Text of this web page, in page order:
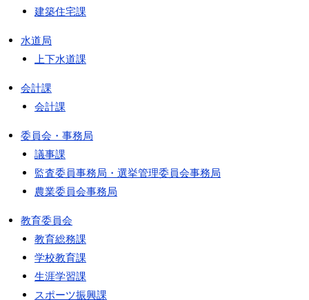
建築住宅課
水道局
上下水道課
会計課
会計課
委員会・事務局
議事課
監査委員事務局・選挙管理委員会事務局
農業委員会事務局
教育委員会
教育総務課
学校教育課
生涯学習課
スポーツ振興課